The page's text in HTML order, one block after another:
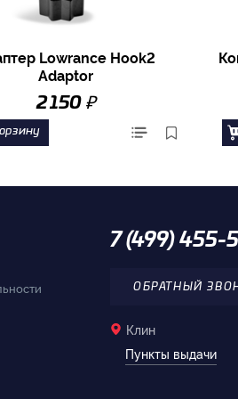
Lowrance Hook2
Adaptor
2 150 ₽
7 (499) 455-
ОБРАТНЫЙ
Клин
Пункты выдачи